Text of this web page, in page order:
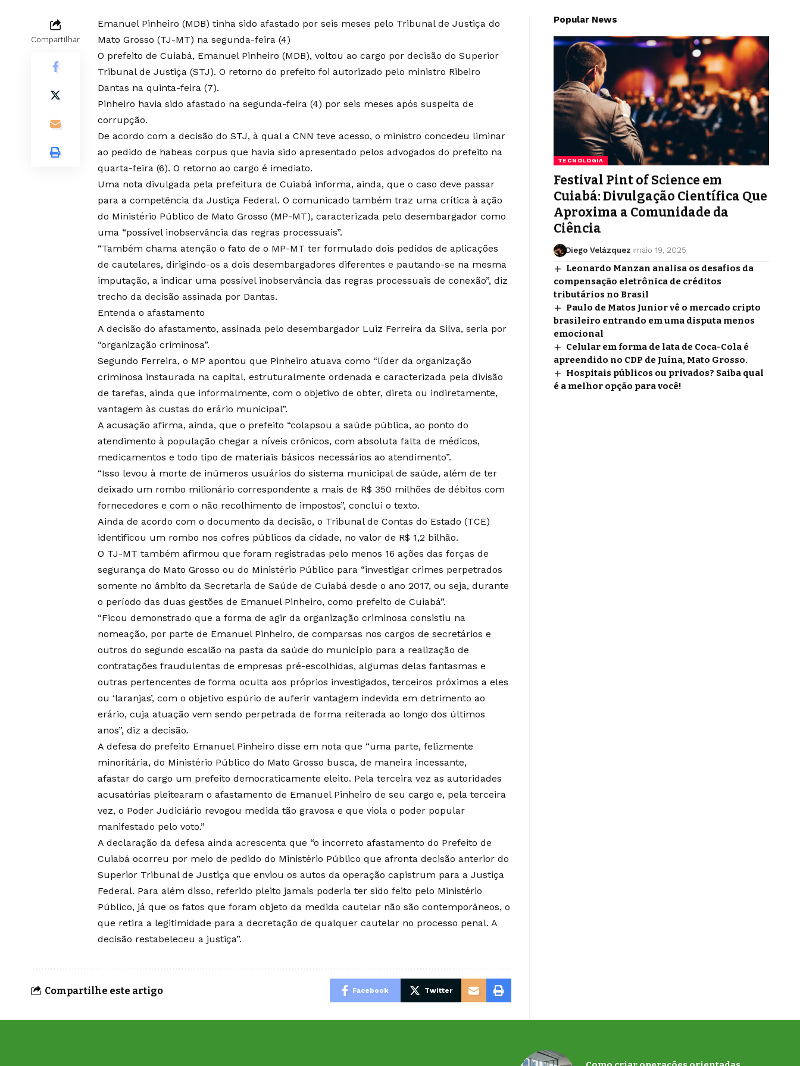
Compartilhar
Emanuel Pinheiro (MDB) tinha sido afastado por seis meses pelo Tribunal de Justiça do
Mato Grosso (TJ-MT) na segunda-feira (4)
O prefeito de Cuiabá, Emanuel Pinheiro (MDB), voltou ao cargo por decisão do Superior
Tribunal de Justiça (STJ). O retorno do prefeito foi autorizado pelo ministro Ribeiro
Dantas na quinta-feira (7).
Pinheiro havia sido afastado na segunda-feira (4) por seis meses após suspeita de
corrupção.
De acordo com a decisão do STJ, à qual a CNN teve acesso, o ministro concedeu liminar
ao pedido de habeas corpus que havia sido apresentado pelos advogados do prefeito na
quarta-feira (6). O retorno ao cargo é imediato.
Uma nota divulgada pela prefeitura de Cuiabá informa, ainda, que o caso deve passar
para a competência da Justiça Federal. O comunicado também traz uma crítica à ação
do Ministério Público de Mato Grosso (MP-MT), caracterizada pelo desembargador como
uma “possível inobservância das regras processuais”.
“Também chama atenção o fato de o MP-MT ter formulado dois pedidos de aplicações
de cautelares, dirigindo-os a dois desembargadores diferentes e pautando-se na mesma
imputação, a indicar uma possível inobservância das regras processuais de conexão”, diz
trecho da decisão assinada por Dantas.
Entenda o afastamento
A decisão do afastamento, assinada pelo desembargador Luiz Ferreira da Silva, seria por
“organização criminosa”.
Segundo Ferreira, o MP apontou que Pinheiro atuava como “líder da organização
criminosa instaurada na capital, estruturalmente ordenada e caracterizada pela divisão
de tarefas, ainda que informalmente, com o objetivo de obter, direta ou indiretamente,
vantagem às custas do erário municipal”.
A acusação afirma, ainda, que o prefeito “colapsou a saúde pública, ao ponto do
atendimento à população chegar a níveis crônicos, com absoluta falta de médicos,
medicamentos e todo tipo de materiais básicos necessários ao atendimento”.
“Isso levou à morte de inúmeros usuários do sistema municipal de saúde, além de ter
deixado um rombo milionário correspondente a mais de R$ 350 milhões de débitos com
fornecedores e com o não recolhimento de impostos”, conclui o texto.
Ainda de acordo com o documento da decisão, o Tribunal de Contas do Estado (TCE)
identificou um rombo nos cofres públicos da cidade, no valor de R$ 1,2 bilhão.
O TJ-MT também afirmou que foram registradas pelo menos 16 ações das forças de
segurança do Mato Grosso ou do Ministério Público para “investigar crimes perpetrados
somente no âmbito da Secretaria de Saúde de Cuiabá desde o ano 2017, ou seja, durante
o período das duas gestões de Emanuel Pinheiro, como prefeito de Cuiabá”.
“Ficou demonstrado que a forma de agir da organização criminosa consistiu na
nomeação, por parte de Emanuel Pinheiro, de comparsas nos cargos de secretários e
outros do segundo escalão na pasta da saúde do município para a realização de
contratações fraudulentas de empresas pré-escolhidas, algumas delas fantasmas e
outras pertencentes de forma oculta aos próprios investigados, terceiros próximos a eles
ou ‘laranjas’, com o objetivo espúrio de auferir vantagem indevida em detrimento ao
erário, cuja atuação vem sendo perpetrada de forma reiterada ao longo dos últimos
anos”, diz a decisão.
A defesa do prefeito Emanuel Pinheiro disse em nota que “uma parte, felizmente
minoritária, do Ministério Público do Mato Grosso busca, de maneira incessante,
afastar do cargo um prefeito democraticamente eleito. Pela terceira vez as autoridades
acusatórias pleitearam o afastamento de Emanuel Pinheiro de seu cargo e, pela terceira
vez, o Poder Judiciário revogou medida tão gravosa e que viola o poder popular
manifestado pelo voto.”
A declaração da defesa ainda acrescenta que “o incorreto afastamento do Prefeito de
Cuiabá ocorreu por meio de pedido do Ministério Público que afronta decisão anterior do
Superior Tribunal de Justiça que enviou os autos da operação capistrum para a Justiça
Federal. Para além disso, referido pleito jamais poderia ter sido feito pelo Ministério
Público, já que os fatos que foram objeto da medida cautelar não são contemporâneos, o
que retira a legitimidade para a decretação de qualquer cautelar no processo penal. A
decisão restabeleceu a justiça”.
Compartilhe este artigo Facebook Twitter
Popular News
TECNOLOGIA
Festival Pint of Science em
Cuiabá: Divulgação Científica Que
Aproxima a Comunidade da
Ciência
Diego Velázquez maio 19, 2025
Leonardo Manzan analisa os desafios da
compensação eletrônica de créditos
tributários no Brasil
Paulo de Matos Junior vê o mercado cripto
brasileiro entrando em uma disputa menos
emocional
Celular em forma de lata de Coca-Cola é
apreendido no CDP de Juína, Mato Grosso.
Hospitais públicos ou privados? Saiba qual
é a melhor opção para você!